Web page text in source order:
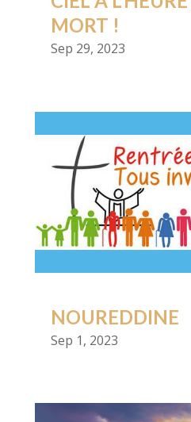
MORT !
Sep 29, 2023
NOUREDDINE
Sep 1, 2023